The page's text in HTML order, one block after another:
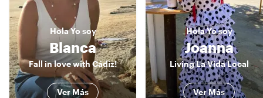
HolaYo soy
Blanca
Fall in love with Cádiz!
Ver Más
HolaYo soy
Joanna
Living La Vida Local
Ver Más